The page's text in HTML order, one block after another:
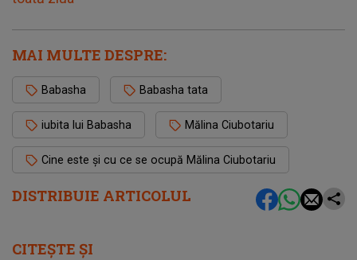
DISTRIBUIE ARTICOLUL
MAI MULTE DESPRE:
Babasha Babasha tata
iubita lui Babasha Mălina Ciubotariu
Cine este și cu ce se ocupă Mălina Ciubotariu
CITEȘTE ȘI